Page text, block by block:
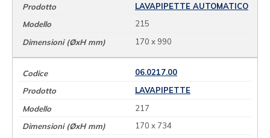
LAVAPIPETTE AUTOMATICO
215
170 x 990
06.0217.00
LAVAPIPETTE
217
170 x 734